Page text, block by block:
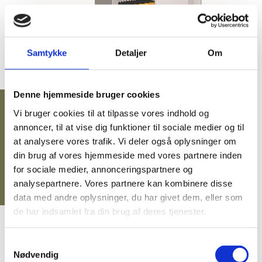
Samtykke Detaljer Om
Denne hjemmeside bruger cookies
Vi bruger cookies til at tilpasse vores indhold og
annoncer, til at vise dig funktioner til sociale medier og til
at analysere vores trafik. Vi deler også oplysninger om
din brug af vores hjemmeside med vores partnere inden
for sociale medier, annonceringspartnere og
analysepartnere. Vores partnere kan kombinere disse
data med andre oplysninger, du har givet dem, eller som
de har indsamlet fra din brug af deres tjenester.
Nødvendig
15.900,00 DKK eksl. moms
(19.875,00 DKKinkl. moms )
GRATIS fragt på alt!
Vi er e-mærket!
BRANDSIKRE BATTERISKABE
VÅBENSKABE
MOBILHOTEL
MEDICINSKABE TIL PLEJEHJEM/BOSTEDER
OPBEVARINGSSKABE / SMÅRUMSSKABE
BRUGTE SKABE - LAGERSALG
ELEKTRONISKE NØGLESKABE